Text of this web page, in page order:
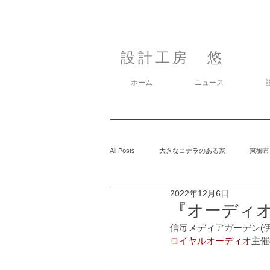
設計工房 悠
ホーム ニュース
All Posts 大きなコナラのある家 東御
カラマツの森の中の家 鈴玲ヶ丘の家
御代田の家 有明の家
『オーディ
2022年12月6日
信毎メディアガーデン(
ロイヤルオーディオ主